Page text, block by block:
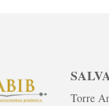
Torre